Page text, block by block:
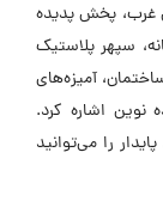
غرب، پخش پدیده
سپهر پلاستیک
آمیزه‌های
نوین اشاره کرد.
را می‌توانید